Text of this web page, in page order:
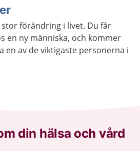
förändring i livet. Du får
en ny människa, och kommer
en av de viktigaste personerna i
din hälsa och vård